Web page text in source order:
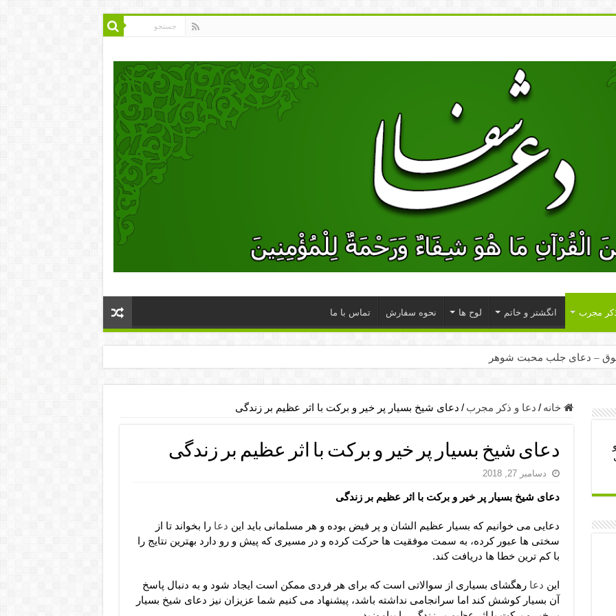
مجرب انگشتر و خاتم لوح ها نحوه سفارش تماس با ما
– دعای جلب محبت شوهر
– دعای یا من اظهر الجمیل برای حاجت
آن ها – ذکر مخصوص مستجاب الدعوه شدن
– دعای ترس و بی خوابی کودکان
دعای رفع مشکلات و طلب حاجت
– آیه‌ جلب ثروت و برکت مال
چشم زخم – دعای چشم زخم ماشاالله
برای آرامش قلب و رفع اضطراب
خانه / دعا و ذکر مجرب / دعای شیخ بسیار پر خیر و برکت با اثر عظیم بر زندگی
دعای شیخ بسیار پر خیر و برکت با اثر عظیم بر زندگی
دسامبر 27, 2018
دعای شیخ بسیار پر خیر و برکت با اثر عظیم بر زندگی
دعایی می خوانیم که بسیار عظیم الشان و پر فیض بوده و هر مسلمانی باید این دعا را بخواند تا از
سختی ها عبور کرده، به سمت موفقیت ها حرکت کرده و در مسیری که پیش و رو دارد بهترین نتایج را
با کم ترین خطا ها دریافت کند.
این دعا رهگشای بسیاری از سوالاتی است که برای هر فردی ممکن است ایجاد شود و به دنبال پاسخ
آن بسیار کوشش کند اما سرانجامی نداشته باشد، پیشنهاد می کنیم شما عزیزان نیز دعای شیخ بسیار